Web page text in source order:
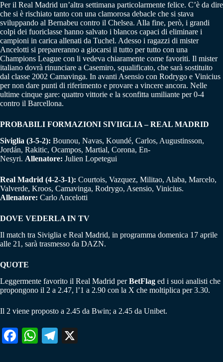
Per il Real Madrid un’altra settimana particolarmente felice. C’è da dire
che si è rischiato tanto con una clamorosa debacle che si stava
sviluppando al Bernabeu contro il Chelsea. Alla fine, però, i grandi
colpi dei fuoriclasse hanno salvato i blancos capaci di eliminare i
campioni in carica allenati da Tuchel. Adesso i ragazzi di mister
Ancelotti si prepareranno a giocarsi il tutto per tutto con una
Champions League con li vedeva chiaramente come favoriti. Il mister
italiano dovrà rinunciare a Casemiro, squalificato, che sarà sostituito
dal classe 2002 Camavinga. In avanti Asensio con Rodrygo e Vinicius
per non dare punti di riferimento e provare a vincere ancora. Nelle
ultime cinque gare: quattro vittorie e la sconfitta umiliante per 0-4
contro il Barcellona.
PROBABILI FORMAZIONI SIVIIGLIA – REAL MADRID
Siviglia (3-5-2): Bounou, Navas, Koundé, Carlos, Augustinsson,
Jordán, Rakitic, Ocampos, Martial, Corona, En-
Nesyri. Allenatore: Julien Lopetegui
Real Madrid (4-2-3-1): Courtois, Vazquez, Militao, Alaba, Marcelo,
Valverde, Kroos, Camavinga, Rodrygo, Asensio, Vinicius.
Allenatore: Carlo Ancelotti
DOVE VEDERLA IN TV
Il match tra Siviglia e Real Madrid, in programma domenica 17 aprile
alle 21, sarà trasmesso da DAZN.
QUOTE
Leggermente favorito il Real Madrid perBetFlag ed i suoi analisti che
propongono il 2 a 2.47, l’1 a 2.90 con la X che moltiplica per 3.30.
Il 2 viene proposto a 2.45 da Bwin; a 2.45 da Unibet.
Fa W
Te